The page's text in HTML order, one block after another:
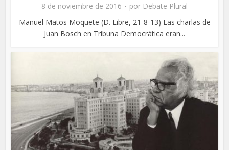
8 de noviembre de 2016 por Debate Plural
Manuel Matos Moquete (D. Libre, 21-8-13) Las charlas de
Juan Bosch en Tribuna Democrática eran...